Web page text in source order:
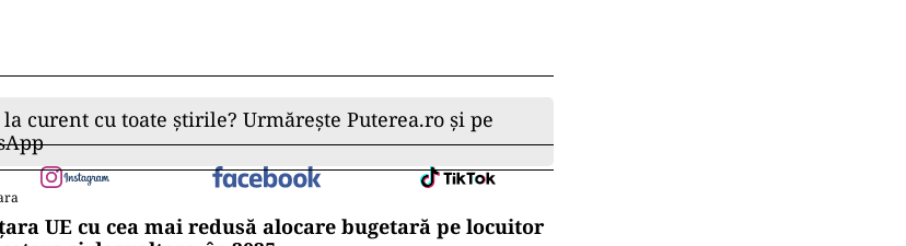
curent cu toate știrile? Urmărește Puterea.ro și pe
UE cu cea mai redusă alocare bugetară pe locuitor